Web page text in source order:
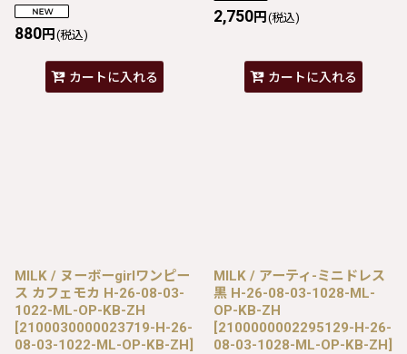
880円 (税込)
カートに入れる
2,750円 (税込)
カートに入れる
MILK / ヌーボーgirlワンピー
ス カフェモカ H-26-08-03-
1022-ML-OP-KB-ZH
[2100030000023719-H-26-
08-03-1022-ML-OP-KB-ZH]
MILK / アーティ-ミニドレス
黒 H-26-08-03-1028-ML-
OP-KB-ZH
[2100000002295129-H-26-
08-03-1028-ML-OP-KB-ZH]